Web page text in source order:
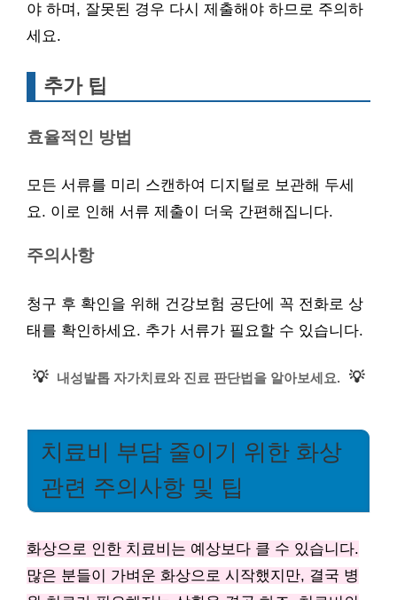
야 하며, 잘못된 경우 다시 제출해야 하므로 주의하
세요.
추가 팁
효율적인 방법
모든 서류를 미리 스캔하여 디지털로 보관해 두세
요. 이로 인해 서류 제출이 더욱 간편해집니다.
주의사항
청구 후 확인을 위해 건강보험 공단에 꼭 전화로 상
태를 확인하세요. 추가 서류가 필요할 수 있습니다.
💡 내성발톱 자가치료와 진료 판단법을 알아보세요. 💡
치료비 부담 줄이기 위한 화상
관련 주의사항 및 팁
화상으로 인한 치료비는 예상보다 클 수 있습니다.
많은 분들이 가벼운 화상으로 시작했지만, 결국 병